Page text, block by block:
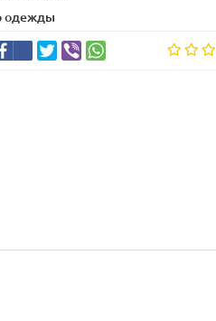
одежды